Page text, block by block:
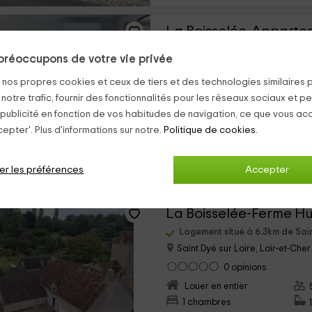
de votre vie privée
nos propres cookies et ceux de tiers et des technologies similaires
trafic, fournir des fonctionnalités pour les réseaux sociaux et
en fonction de vos habitudes de navigation, ce que vous
Plus d'informations sur notre.
Politique de cookies.
Accepter
les préférences
›
0 opinions
Louer en entier
2 chambres
›
Logement situé à 6.3km de
Saint Dyé sur Loire, Loir-et-Cher
0 opinions
Louer en entier
1 chambres